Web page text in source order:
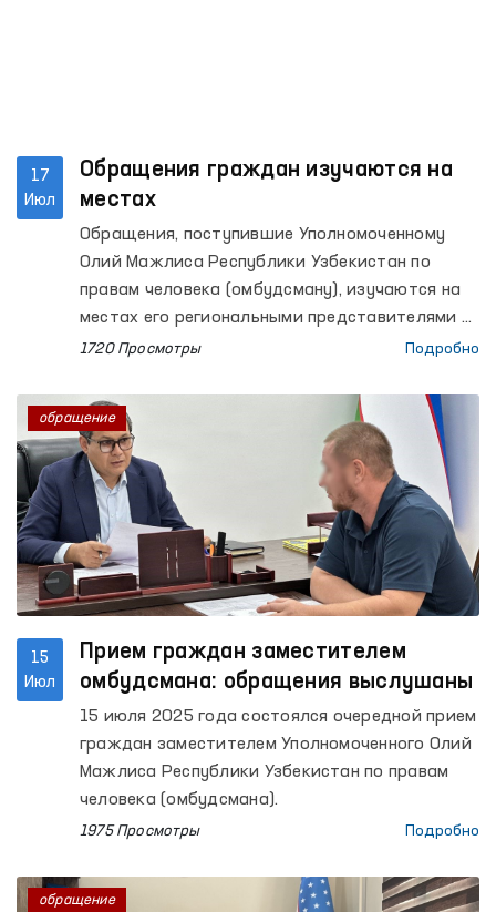
17
Июл
Обращения граждан изучаются на
местах
Обращения, поступившие Уполномоченному
Олий Мажлиса Республики Узбекистан по
правам человека (омбудсману), изучаются на
местах его региональными представителями с
целью уточнения обстоятельств и получения
1720 Просмотры Подробно
15
Июл
Прием граждан заместителем
омбудсмана: обращения выслушаны
15 июля 2025 года состоялся очередной прием
граждан заместителем Уполномоченного Олий
Мажлиса Республики Узбекистан по правам
человека (омбудсмана).
1975 Просмотры Подробно
обращение
обращение